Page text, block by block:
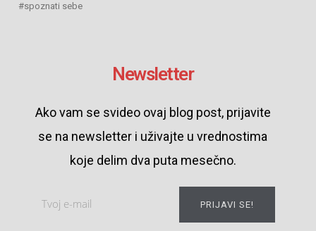
spoznati sebe
Newsletter
Ako vam se svideo ovaj blog post, prijavite
se na newsletter i uživajte u vrednostima
koje delim dva puta mesečno.
PRIJAVI SE!